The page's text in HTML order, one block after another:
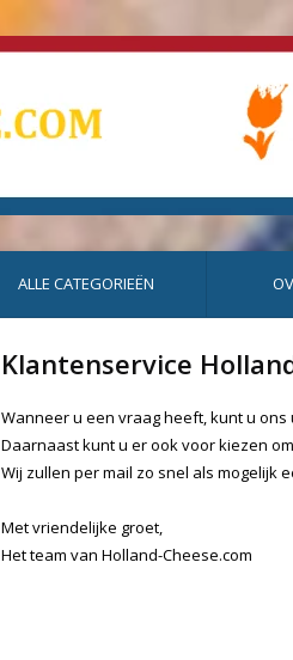
ALLE CATEGORIEËN
Klantenservice
Wanneer u een vraag heeft, kunt u
Daarnaast kunt u er ook voor kiezen
Wij zullen per mail zo snel als mogelijk
Met vriendelijke groet,
Het team van Holland-Cheese.com